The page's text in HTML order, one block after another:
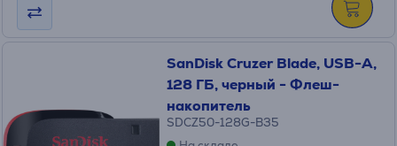
SanDisk Cruzer Blade, USB-A,
128 ГБ, черный - Флеш-
накопитель
SDCZ50-128G-B35